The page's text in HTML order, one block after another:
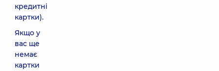
кредитні
картки).
Якщо у
вас ще
немає
картки